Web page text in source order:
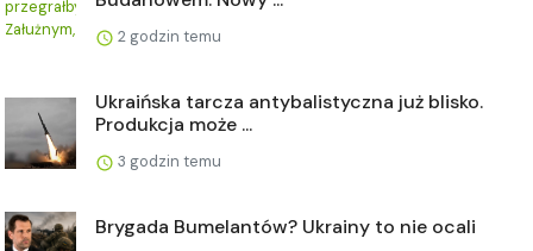
2 godzin temu
Ukraińska tarcza antybalistyczna już blisko.
Produkcja może ...
3 godzin temu
Brygada Bumelantów? Ukrainy to nie ocali